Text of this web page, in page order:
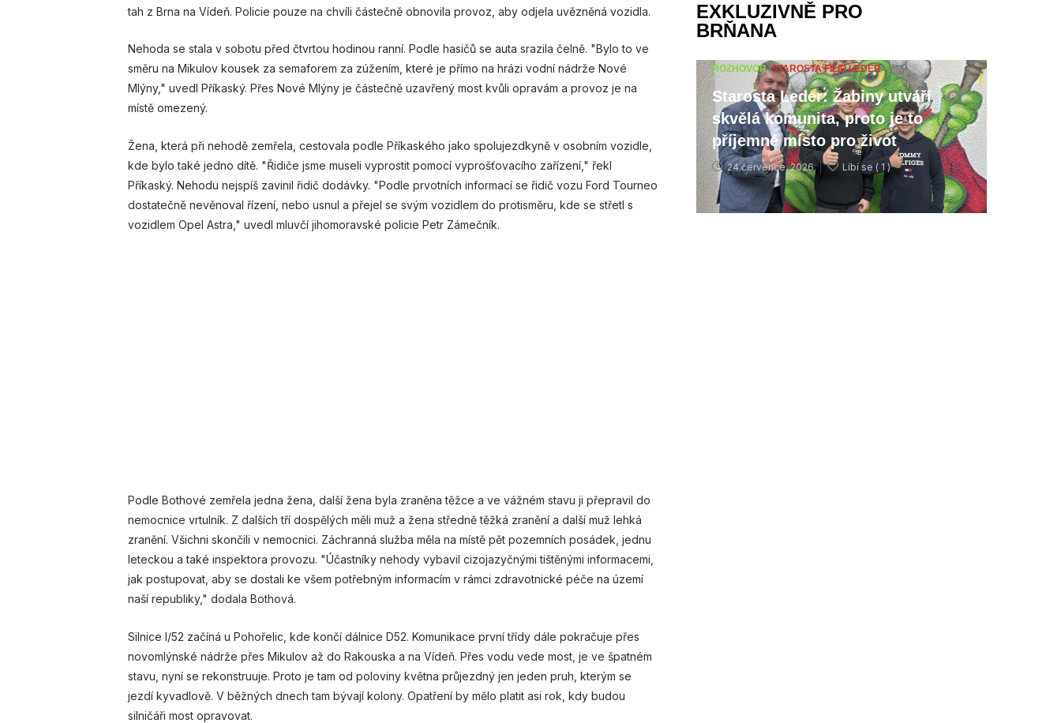
tah z Brna na Vídeň. Policie pouze na chvíli částečně obnovila provoz, aby odjela uvězněná vozidla.
Nehoda se stala v sobotu před čtvrtou hodinou ranní. Podle hasičů se auta srazila čelně. "Bylo to ve
směru na Mikulov kousek za semaforem za zúžením, které je přímo na hrázi vodní nádrže Nové
Mlýny," uvedl Příkaský. Přes Nové Mlýny je částečně uzavřený most kvůli opravám a provoz je na
místě omezený.
Žena, která při nehodě zemřela, cestovala podle Příkaského jako spolujezdkyně v osobním vozidle,
kde bylo také jedno dítě. "Řidiče jsme museli vyprostit pomocí vyprošťovacího zařízení," řekl
Příkaský. Nehodu nejspíš zavinil řidič dodávky. "Podle prvotních informací se řidič vozu Ford Tourneo
dostatečně nevěnoval řízení, nebo usnul a přejel se svým vozidlem do protisměru, kde se střetl s
vozidlem Opel Astra," uvedl mluvčí jihomoravské policie Petr Zámečník.
Podle Bothové zemřela jedna žena, další žena byla zraněna těžce a ve vážném stavu ji přepravil do
nemocnice vrtulník. Z dalších tří dospělých měli muž a žena středně těžká zranění a další muž lehká
zranění. Všichni skončili v nemocnici. Záchranná služba měla na místě pět pozemních posádek, jednu
leteckou a také inspektora provozu. "Účastníky nehody vybavil cizojazyčnými tištěnými informacemi,
jak postupovat, aby se dostali ke všem potřebným informacím v rámci zdravotnické péče na území
naší republiky," dodala Bothová.
Silnice I/52 začíná u Pohořelic, kde končí dálnice D52. Komunikace první třídy dále pokračuje přes
novomlýnské nádrže přes Mikulov až do Rakouska a na Vídeň. Přes vodu vede most, je ve špatném
stavu, nyní se rekonstruuje. Proto je tam od poloviny května průjezdný jen jeden pruh, kterým se
jezdí kyvadlově. V běžných dnech tam bývají kolony. Opatření by mělo platit asi rok, kdy budou
silničáři most opravovat.
EXKLUZIVNĚ PRO
BRŇANA
ROZHOVOR,STAROSTA FILIP LEDER
Starosta Leder: Žabiny utváří
skvělá komunita, proto je to
příjemné místo pro život
24 července, 2026 Líbí se ( 1 )